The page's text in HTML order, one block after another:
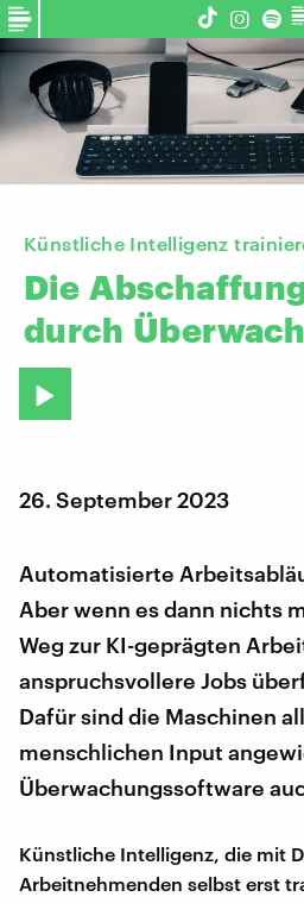
Künstliche Intelligenz
Die
durch
26. September 2023
Automatisierte
Aber wenn es dann nichts
Weg zur KI-geprägten
anspruchsvollere Jobs
Dafür sind die Maschinen
menschlichen Input
Überwachungssoftware
Künstliche Intelligenz, die mit
Arbeitnehmenden selbst erst